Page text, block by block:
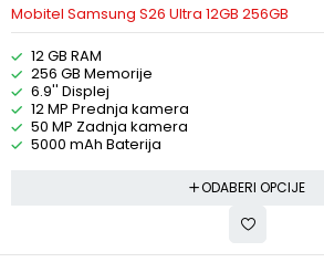
Mobitel Samsung S26 Ultra 12GB 256GB
12 GB RAM
256 GB Memorije
6.9'' Displej
12 MP Prednja kamera
50 MP Zadnja kamera
5000 mAh Baterija
ODABERI OPCIJE